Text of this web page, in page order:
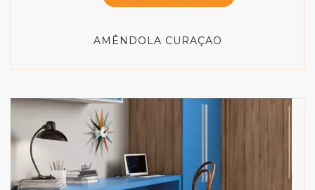
AMÊNDOLA CURAÇAO